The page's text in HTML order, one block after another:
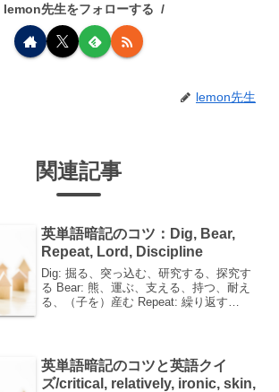
lemon先生をフォローする
lemon先生
関連記事
英単語暗記のコツ：Dig, Bear,
Repeat, Lord, Discipline
Dig: 掘る、突っ込む、研究する、探究す
る Bear: 熊、運ぶ、支える、持つ、耐え
る、（子を）産む Repeat: 繰り返す
英単語暗記のコツと英語クイ
ズ/critical, relatively, ironic, skin,